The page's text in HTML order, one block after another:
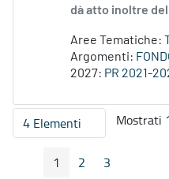
dà atto inoltre
Aree Tematiche:
Argomenti:
2027: PR 2021-
4 ElementiPer pagina
Mostrati
Pagina Precedente
Pagina
1 Pagina
2 Pagina
3